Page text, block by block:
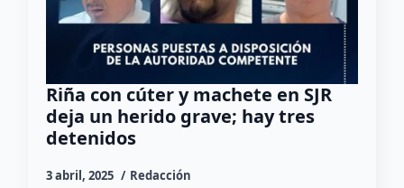
Riña con cúter y machete en SJR
deja un herido grave; hay tres
detenidos
3 abril, 2025 Redacción